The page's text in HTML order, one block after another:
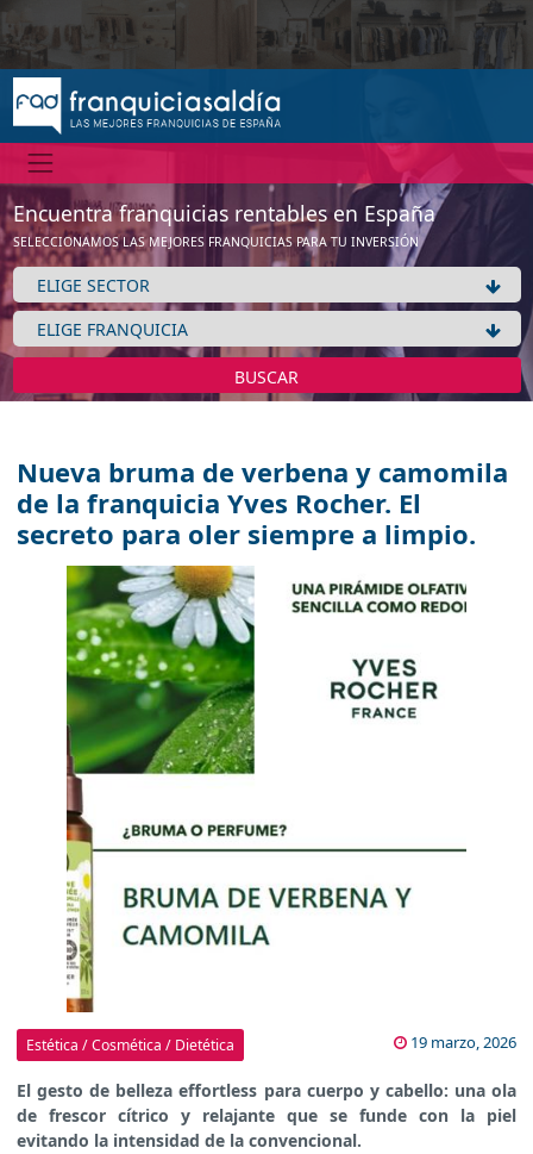
Encuentra franquicias rentables en España
SELECCIONAMOS LAS MEJORES FRANQUICIAS PARA TU INVERSIÓN
BUSCAR
Nueva bruma de verbena y camomila
de la franquicia Yves Rocher. El
secreto para oler siempre a limpio.
Estética / Cosmética / Dietética 19 marzo, 2026
El gesto de belleza effortless para cuerpo y cabello: una ola
de frescor cítrico y relajante que se funde con la piel
evitando la intensidad de la convencional.